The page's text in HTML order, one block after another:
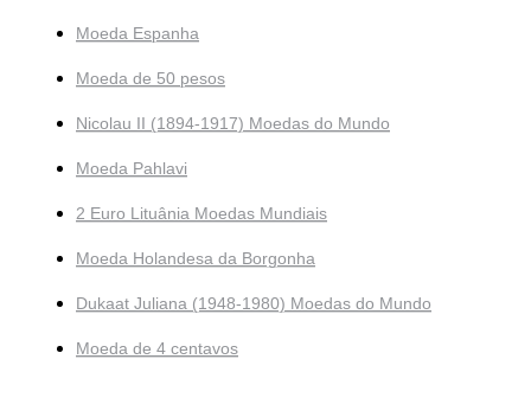
Moeda Espanha
Moeda de 50 pesos
Nicolau II (1894-1917) Moedas do Mundo
Moeda Pahlavi
2 Euro Lituânia Moedas Mundiais
Moeda Holandesa da Borgonha
Dukaat Juliana (1948-1980) Moedas do Mundo
Moeda de 4 centavos